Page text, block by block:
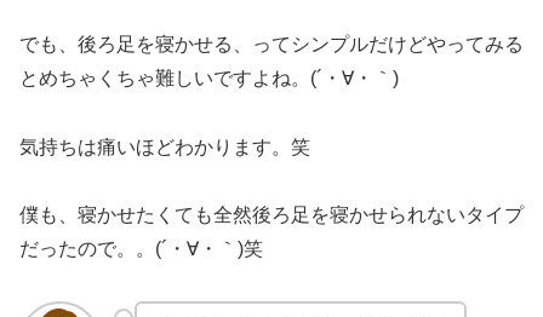
でも、後ろ足を寝かせる、ってシンプルだけどやってみる
とめちゃくちゃ難しいですよね。(´・∀・｀)
気持ちは痛いほどわかります。笑
僕も、寝かせたくても全然後ろ足を寝かせられないタイプ
だったので。。(´・∀・｀)笑